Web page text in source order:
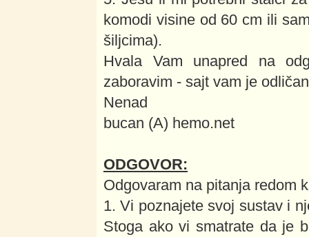
komodi visine od 60 cm ili
šiljcima).
Hvala Vam unapred na
zaboravim - sajt vam je
Nenad
bucan (A) hemo.net
ODGOVOR:
Odgovaram na pitanja redom
1. Vi poznajete svoj sustav i
Stoga ako vi smatrate da je